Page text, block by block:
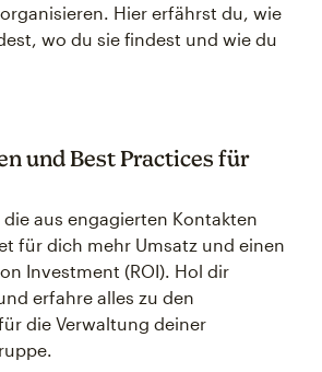
Hier erfährst du, wie
wo du sie findest und wie du
und Best Practices für
aus engagierten Kontakten
für dich mehr Umsatz und einen
Investment (ROI). Hol dir
erfahre alles zu den
die Verwaltung deiner